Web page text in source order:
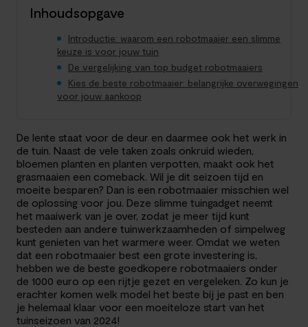
Inhoudsopgave
Introductie: waarom een robotmaaier een slimme
keuze is voor jouw tuin
De vergelijking van top budget robotmaaiers
Kies de beste robotmaaier: belangrijke overwegingen
voor jouw aankoop
De lente staat voor de deur en daarmee ook het werk in
de tuin. Naast de vele taken zoals onkruid wieden,
bloemen planten en planten verpotten, maakt ook het
grasmaaien een comeback. Wil je dit seizoen tijd en
moeite besparen? Dan is een robotmaaier misschien wel
de oplossing voor jou. Deze slimme tuingadget neemt
het maaiwerk van je over, zodat je meer tijd kunt
besteden aan andere tuinwerkzaamheden of simpelweg
kunt genieten van het warmere weer. Omdat we weten
dat een robotmaaier best een grote investering is,
hebben we de beste goedkopere robotmaaiers onder
de 1000 euro op een rijtje gezet en vergeleken. Zo kun je
erachter komen welk model het beste bij je past en ben
je helemaal klaar voor een moeiteloze start van het
tuinseizoen van 2024!